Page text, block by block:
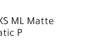
ML Matte
P